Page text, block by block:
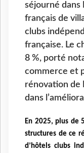
séjourné dans
français de
clubs
française. Le
8 %, porté
commerce et
rénovation de
dans
En 2025, plus de
structures de ce
d’hôtels clubs